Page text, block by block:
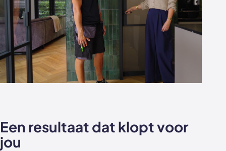
Een resultaat dat klopt voor
jou